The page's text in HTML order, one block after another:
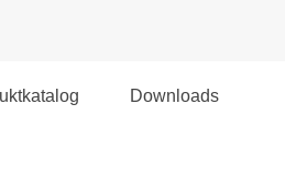
Downloads